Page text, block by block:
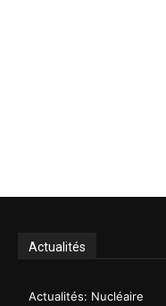
Actualités
Actualités: Nucléaire